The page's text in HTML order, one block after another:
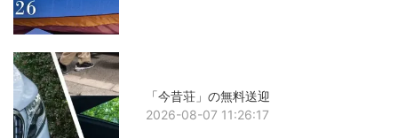
「今昔荘」の無料送迎
2026-08-07 11:26:17